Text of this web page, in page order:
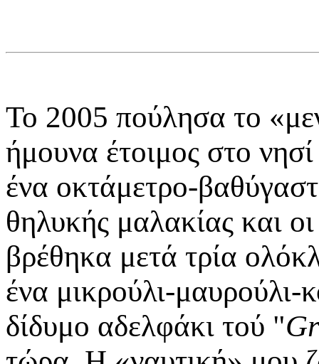
Το 2005 πούλησα το
ήμουνα έτοιμος στο
ένα οκτάμετρο-
θηλυκής μαλακίας και
βρέθηκα μετά τρία
ένα μικρούλι-μαυρούλι-
δίδυμο αδελφάκι τού "